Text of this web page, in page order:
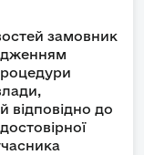
замовник
відповідно до